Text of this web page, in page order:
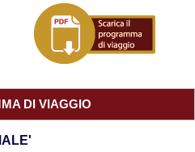
e Kruger
DI VIAGGIO